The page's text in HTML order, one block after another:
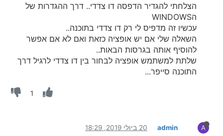
הצלחתי להגדיר הדפסה דו צדדי.. דרך ההגדרות של
הWINDOWS
עכשיו זה מדפיס לי רק דו צדדי בתוכנה..
השאלה שלי אם יש אופציה כזאת ואם לא אם אפשר
להוסיף אותה בגרסות הבאות..
שלתת למשתמש אופציה לבחור בין דו צדדי לרגיל דרך
התוכנה סייפר...
1
A
admin 20 ביולי 2019, 18:29